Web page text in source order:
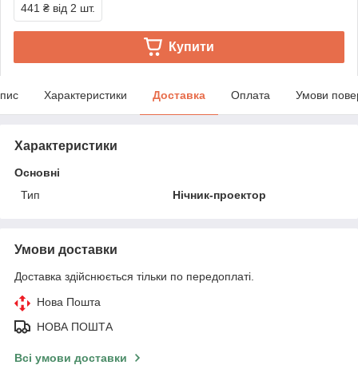
441 ₴ від 2 шт.
Купити
Характеристики Доставка Оплата Умови
Характеристики
Основні
Тип
Нічник-проектор
Умови доставки
Доставка здійснюється тільки по передоплаті.
Нова Пошта
НОВА ПОШТА
Всі умови доставки